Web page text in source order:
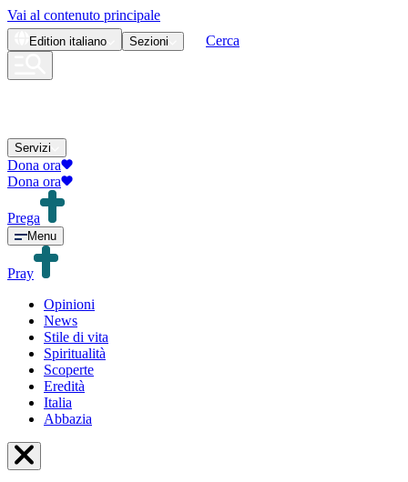
Vai al contenuto principale
Edition italiano Sezioni Cerca
Servizi
Dona ora
Dona ora
Prega
Menu
Pray
Opinioni
News
Stile di vita
Spiritualità
Scoperte
Eredità
Italia
Abbazia